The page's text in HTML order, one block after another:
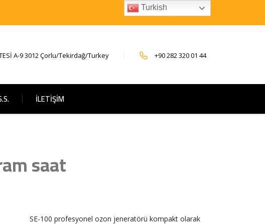
A-9 3012 Çorlu/Tekirdağ/Turkey +90 282 320 01 44
İLETİŞİM
saat
SE-100 profesyonel ozon jeneratörü kompakt olarak
Turkish